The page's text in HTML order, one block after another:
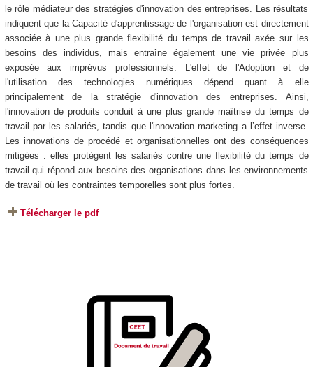
le rôle médiateur des stratégies d'innovation des entreprises. Les résultats
indiquent que la Capacité d'apprentissage de l'organisationest directement
associée à une plus grande flexibilité du temps de travail axée sur les
besoins des individus, mais entraîne également une vie privée plus
exposée aux imprévus professionnels. L'effet de l'Adoption et de
l'utilisation des technologies numériques dépend quant à elle
principalement de la stratégie d'innovation des entreprises. Ainsi,
l'innovation de produits conduit à une plus grande maîtrise du temps de
travail par les salariés, tandis que l'innovation marketing a l’effet inverse.
Les innovations de procédé et organisationnelles ont des conséquences
mitigées : elles protègent les salariés contre une flexibilité du temps de
travail qui répond aux besoins des organisations dans les environnements
de travail où les contraintes temporelles sont plus fortes.
Télécharger le pdf